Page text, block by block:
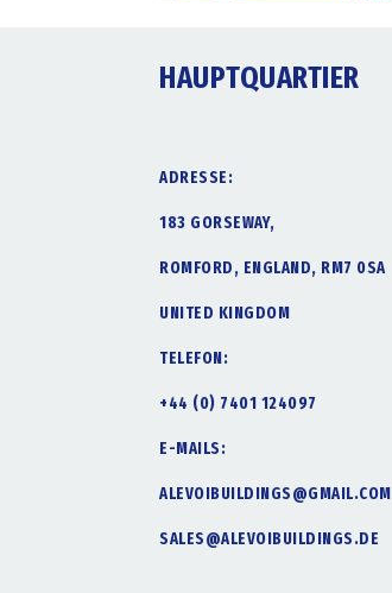
HAUPTQUARTIER
ADRESSE:
183 GORSEWAY,
ROMFORD, ENGLAND, RM7 0SA
UNITED KINGDOM
TELEFON:
+44 (0) 7401 124097
E-MAILS:
ALEVOIBUILDINGS@GMAIL.COM
SALES@ALEVOIBUILDINGS.DE